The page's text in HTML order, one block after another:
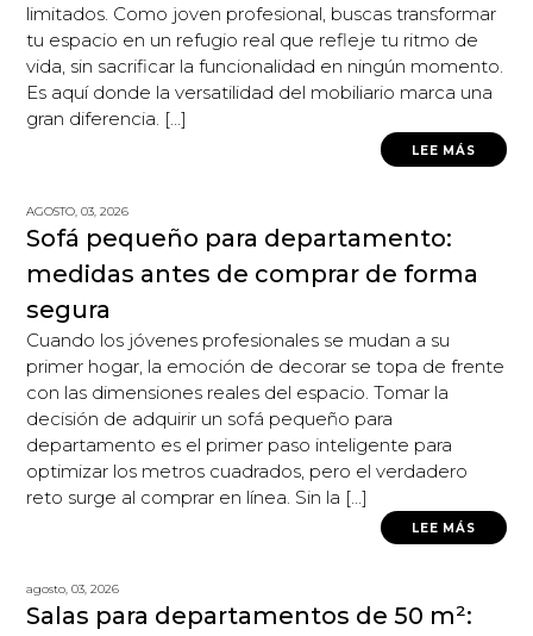
limitados. Como joven profesional, buscas transformar
tu espacio en un refugio real que refleje tu ritmo de
vida, sin sacrificar la funcionalidad en ningún momento.
Es aquí donde la versatilidad del mobiliario marca una
gran diferencia. […]
LEE MÁS
AGOSTO, 03, 2026
Sofá pequeño para departamento:
medidas antes de comprar de forma
segura
Cuando los jóvenes profesionales se mudan a su
primer hogar, la emoción de decorar se topa de frente
con las dimensiones reales del espacio. Tomar la
decisión de adquirir un sofá pequeño para
departamento es el primer paso inteligente para
optimizar los metros cuadrados, pero el verdadero
reto surge al comprar en línea. Sin la […]
LEE MÁS
agosto, 03, 2026
Salas para departamentos de 50 m²: